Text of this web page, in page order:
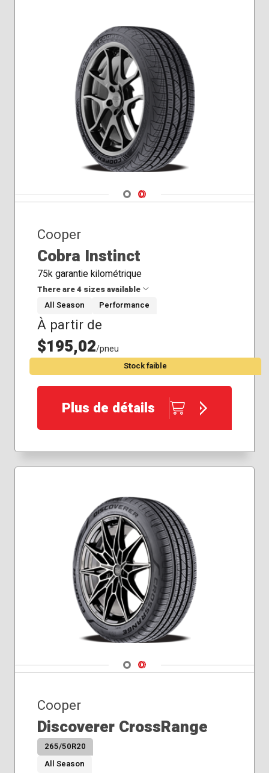
Navigate 1
Navigate 2
Cooper
Cobra Instinct
75k garantie kilométrique
There are 4 sizes available
215/45R17
225/45R17
245/40R18
All Season Performance
À partir de
$195,02/pneu
Stock faible
Plus de détails
Navigate 1
Navigate 2
Cooper
Discoverer CrossRange
265/50R20
All Season